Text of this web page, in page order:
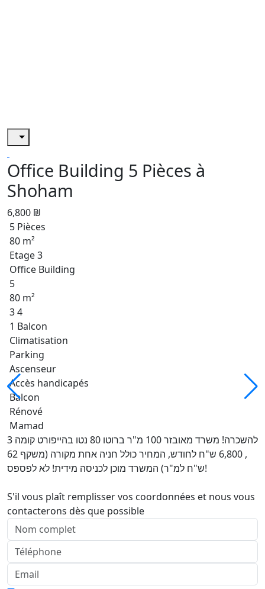
Office Building 5 Pièces à
Shoham
6,800 ₪
5 Pièces
80 m²
Etage 3
Office Building
5
80 m²
3 4
1 Balcon
Climatisation
Parking
Ascenseur
Accès handicapés
Balcon
Rénové
Mamad
להשכרה! משרד מאובזר 100 מ"ר ברוטו 80 נטו בהייפורט קומה 3
, 6,800 ש"ח לחודש, המחיר כולל חניה אחת מקורה (משקף 62
ש"ח למ"ר) המשרד מוכן לכניסה מידית! לא לפספס!
S'il vous plaît remplisser vos coordonnées et nous vous
contacterons dès que possible